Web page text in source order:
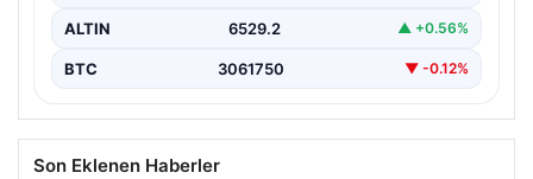
ALTIN 6529.2 ▲ +0.56%
BTC 3061750 ▼ -0.12%
Son Eklenen Haberler